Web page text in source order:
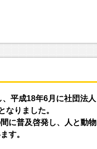
平成18年6月に社団法人
なりました。
に普及啓発し、人と動物
す。